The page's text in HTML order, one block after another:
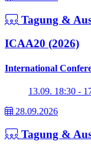
Tagung &
ICAA20 (2026)
International
13.09. 18:30 -
28.09.2026
Tagung &